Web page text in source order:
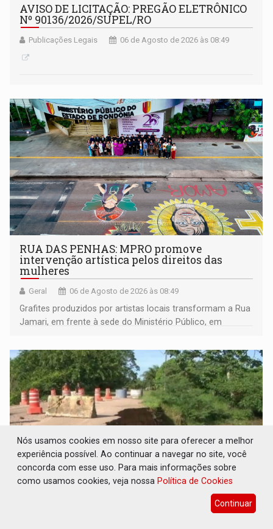
AVISO DE LICITAÇÃO: PREGÃO ELETRÔNICO
Nº 90136/2026/SUPEL/RO
Publicações Legais 06 de Agosto de 2026 às 08:49
RUA DAS PENHAS: MPRO promove
intervenção artística pelos direitos das
mulheres
Geral 06 de Agosto de 2026 às 08:49
Grafites produzidos por artistas locais transformam a Rua
Jamari, em frente à sede do Ministério Público, em
da Penha e o enfrentamento à violência
PEDIDO DE PROVIDÊNCIA: Erosão ameaça
acesso a bairros às margens do rio Madeira
Nós usamos cookies em nosso site para oferecer a melhor
experiência possível. Ao continuar a navegar no site, você
concorda com esse uso. Para mais informações sobre
como usamos cookies, veja nossa Política de Cookies
Continuar